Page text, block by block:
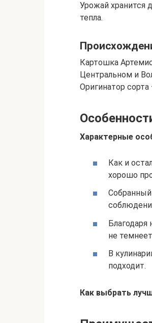
Урожай хранится
тепла.
Картошка
Центральном и
Оригинатор сорта
Характерные
Как и
хорошо
Собранный
не
В
подходит.
Как выбрать